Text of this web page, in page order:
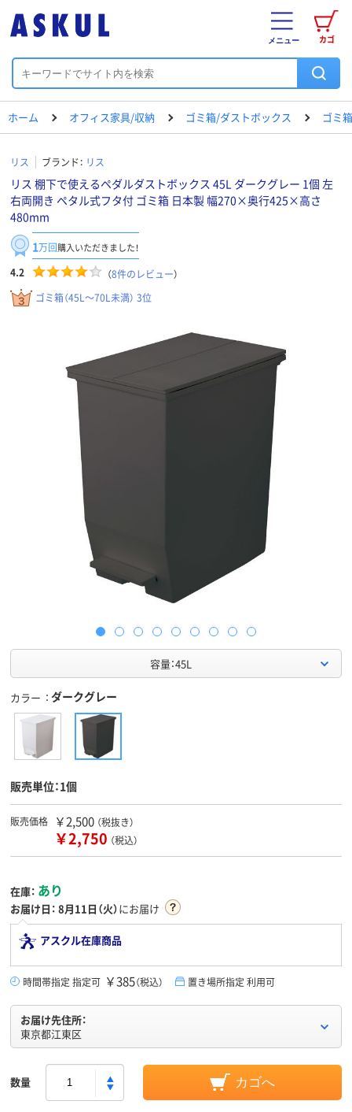
カゴ
メニュー
ホーム オフィス家具/収納 ゴミ箱/ダストボックス ゴミ
リス ブランド： リス
リス 棚下で使えるペダルダストボックス 45L ダークグレー 1個 左
右両開き ペタル式フタ付 ゴミ箱 日本製 幅270×奥行425×高さ
480mm
1万回購入いただきました！
4.2 （8件のレビュー）
ゴミ箱（45L～70L未満） 3位
容量：45L
カラー ダークグレー
販売単位：1個
販売価格 ￥2,500 （税抜き）
￥2,750 （税込）
在庫： あり
お届け日： 8月11日（火）にお届け
アスクル在庫商品
時間帯指定 指定可 ￥385（税込） 置き場所指定 利用可
お届け先住所：
東京都江東区
数量 カゴへ